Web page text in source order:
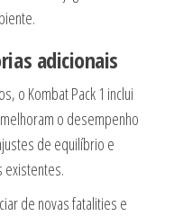
adicionais
o Kombat Pack 1 inclui
o desempenho
de equilíbrio e
existentes.
de novas fatalities e